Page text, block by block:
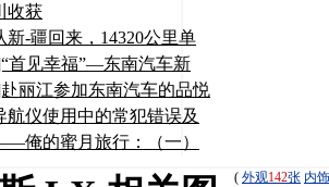
收获
新-疆回来，14320公里单
首见幸福”—东南汽车新
会
丽江参加东南汽车的品悦
航仪使用中的常犯错误及
俺的蜜月旅行：（一）
( 外观142张 内饰